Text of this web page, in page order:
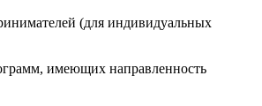
(для индивидуальных
имеющих направленность